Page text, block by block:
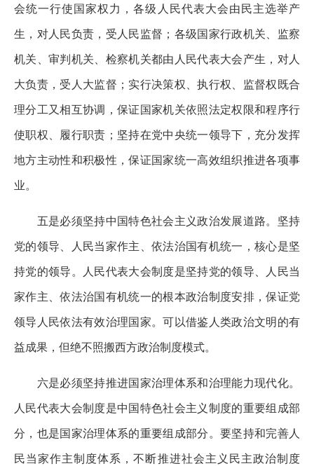
会统一行使国家权力，各级人民代表大会由民主选举产
生，对人民负责，受人民监督；各级国家行政机关、监察
机关、审判机关、检察机关都由人民代表大会产生，对人
大负责，受人大监督；实行决策权、执行权、监督权既合
理分工又相互协调，保证国家机关依照法定权限和程序行
使职权、履行职责；坚持在党中央统一领导下，充分发挥
地方主动性和积极性，保证国家统一高效组织推进各项事
业。
五是必须坚持中国特色社会主义政治发展道路。坚持
党的领导、人民当家作主、依法治国有机统一，核心是坚
持党的领导。人民代表大会制度是坚持党的领导、人民当
家作主、依法治国有机统一的根本政治制度安排，保证党
领导人民依法有效治理国家。可以借鉴人类政治文明的有
益成果，但绝不照搬西方政治制度模式。
六是必须坚持推进国家治理体系和治理能力现代化。
人民代表大会制度是中国特色社会主义制度的重要组成部
分，也是国家治理体系的重要组成部分。要坚持和完善人
民当家作主制度体系，不断推进社会主义民主政治制度